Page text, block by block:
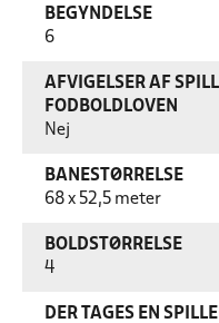
BEGYNDELSE
6
AFVIGELSER AF
FODBOLDLOVEN
Nej
BANESTØRRELSE
68 x 52,5 meter
BOLDSTØRRELSE
4
DER TAGES EN